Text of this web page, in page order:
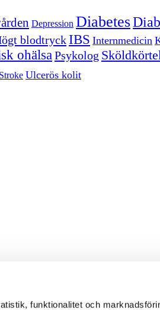
funktionalitet och
Depression Diabetes
blodtryckIBS Internmedicin
ohälsaPsykolog
Stroke Ulcerös kolit